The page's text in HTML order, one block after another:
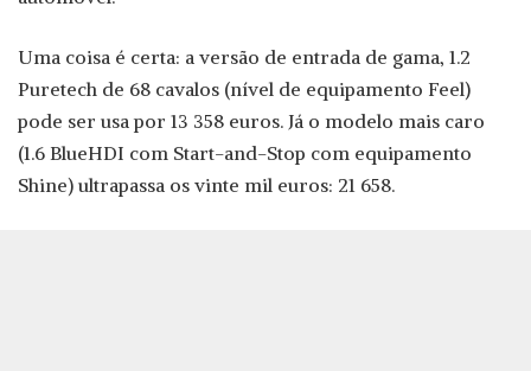
Uma coisa é certa: a versão de entrada de gama, 1.2
Puretech de 68 cavalos (nível de equipamento Feel)
pode ser usa por 13 358 euros. Já o modelo mais caro
(1.6 BlueHDI com Start-and-Stop com equipamento
Shine) ultrapassa os vinte mil euros: 21 658.